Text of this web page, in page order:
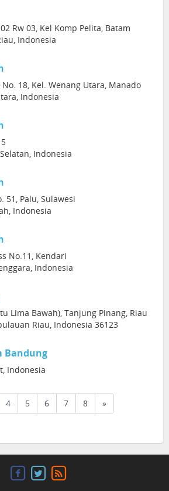
Rw 03, Kel Komp Pelita, Batam
Indonesia
18, Kel. Wenang Utara, Manado
Indonesia
Indonesia
51, Palu, Sulawesi
Indonesia
No.11, Kendari
Indonesia
Lima Bawah), Tanjung Pinang, Riau
Riau, Indonesia 36123
Bandung
Indonesia
4 5 6 7 8 »